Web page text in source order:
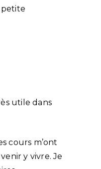
petite
utile dans
cours m’ont
y vivre. Je